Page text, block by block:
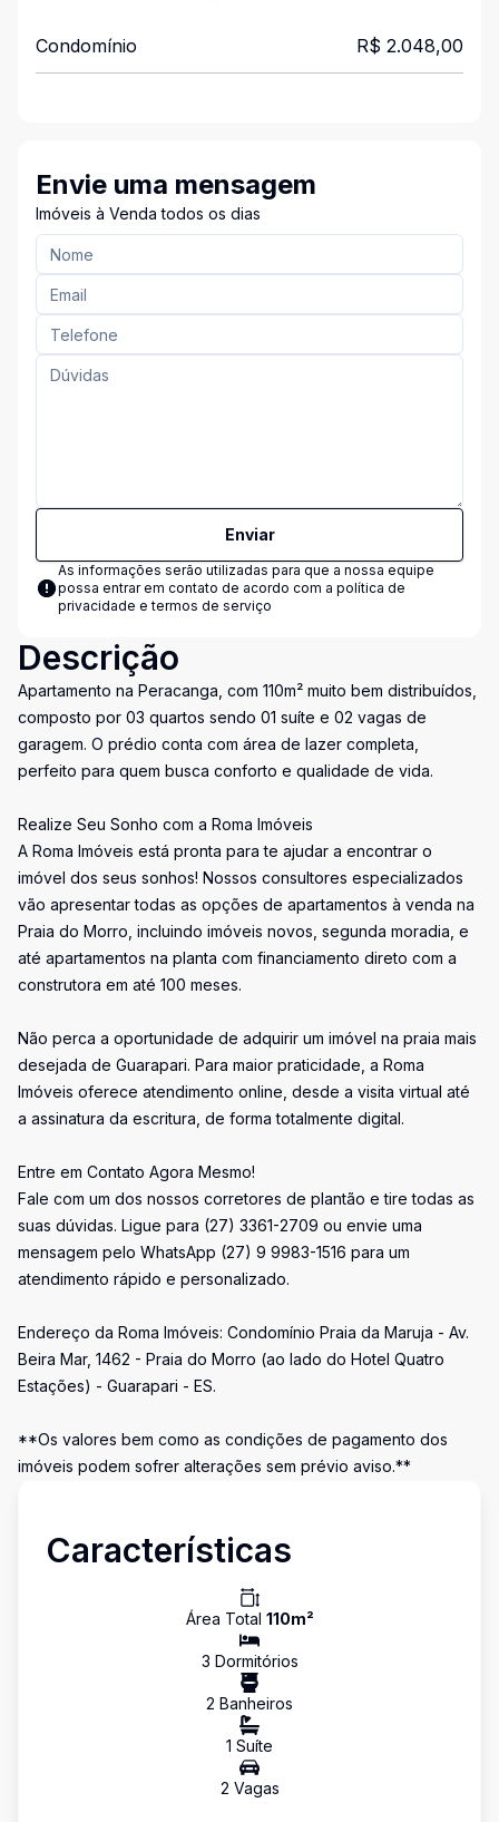
Condomínio R$ 2.048,00
Envie uma mensagem
Imóveis à Venda todos os dias
Enviar
As informações serão utilizadas para que a nossa equipe
possa entrar em contato de acordo com a política de
privacidade e termos de serviço
Descrição
Apartamento na Peracanga, com 110m² muito bem distribuídos,
composto por 03 quartos sendo 01 suíte e 02 vagas de
garagem. O prédio conta com área de lazer completa,
perfeito para quem busca conforto e qualidade de vida.
Realize Seu Sonho com a Roma Imóveis
A Roma Imóveis está pronta para te ajudar a encontrar o
imóvel dos seus sonhos! Nossos consultores especializados
vão apresentar todas as opções de apartamentos à venda na
Praia do Morro, incluindo imóveis novos, segunda moradia, e
até apartamentos na planta com financiamento direto com a
construtora em até 100 meses.
Não perca a oportunidade de adquirir um imóvel na praia mais
desejada de Guarapari. Para maior praticidade, a Roma
Imóveis oferece atendimento online, desde a visita virtual até
a assinatura da escritura, de forma totalmente digital.
Entre em Contato Agora Mesmo!
Fale com um dos nossos corretores de plantão e tire todas as
suas dúvidas. Ligue para (27) 3361-2709 ou envie uma
mensagem pelo WhatsApp (27) 9 9983-1516 para um
atendimento rápido e personalizado.
Endereço da Roma Imóveis: Condomínio Praia da Maruja - Av.
Beira Mar, 1462 - Praia do Morro (ao lado do Hotel Quatro
Estações) - Guarapari - ES.
**Os valores bem como as condições de pagamento dos
imóveis podem sofrer alterações sem prévio aviso.**
Características
Área Total 110m²
3 Dormitórios
2 Banheiros
1 Suíte
2 Vagas